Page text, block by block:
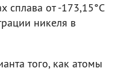
сплава от -173,15°C
никеля в
того, как атомы